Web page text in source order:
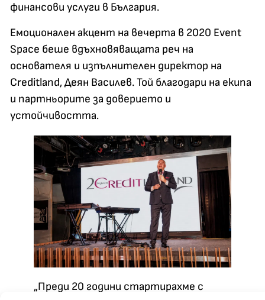
финансови услуги в България.
Емоционален акцент на вечерта в 2020 Event
Space беше вдъхновяващата реч на
основателя и изпълнителен директор на
Creditland, Деян Василев. Той благодари на екипа
и партньорите за доверието и
устойчивостта.
„Преди 20 години стартирахме с